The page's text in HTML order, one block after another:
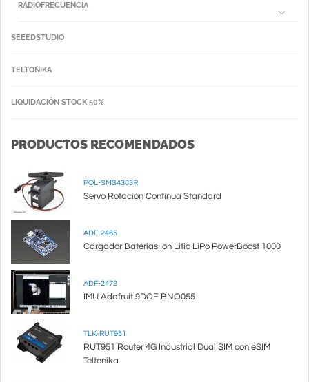
RADIOFRECUENCIA
SEEEDSTUDIO
TELTONIKA
LIQUIDACIÓN STOCK 50%
PRODUCTOS RECOMENDADOS
POL-SMS4303R
Servo Rotación Continua Standard
ADF-2465
Cargador Baterías Ion Litio LiPo PowerBoost 1000
ADF-2472
IMU Adafruit 9DOF BNO055
TLK-RUT951
RUT951 Router 4G Industrial Dual SIM con eSIM
Teltonika